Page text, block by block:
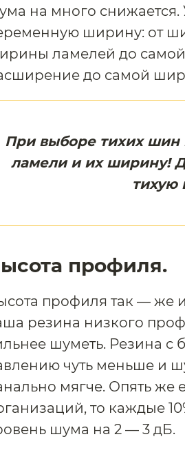
на много
ширину: от
ламелей до самой
до самой
При выборе тихих шин
ламели и их ширину!
тихую
профиля.
профиля так — же
резина низкого
шуметь. Резина
чуть меньше и
мягче. Опять же
то каждые
шума на 2 — 3 дБ.